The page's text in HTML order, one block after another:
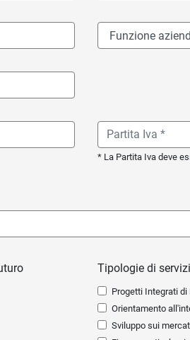
* La Partita Iva deve
Tipologie di
Progetti Integrati di
Orientamento
Sviluppo sui